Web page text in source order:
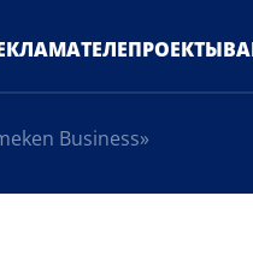
ТЕЛЕПРОЕКТЫ
Business»